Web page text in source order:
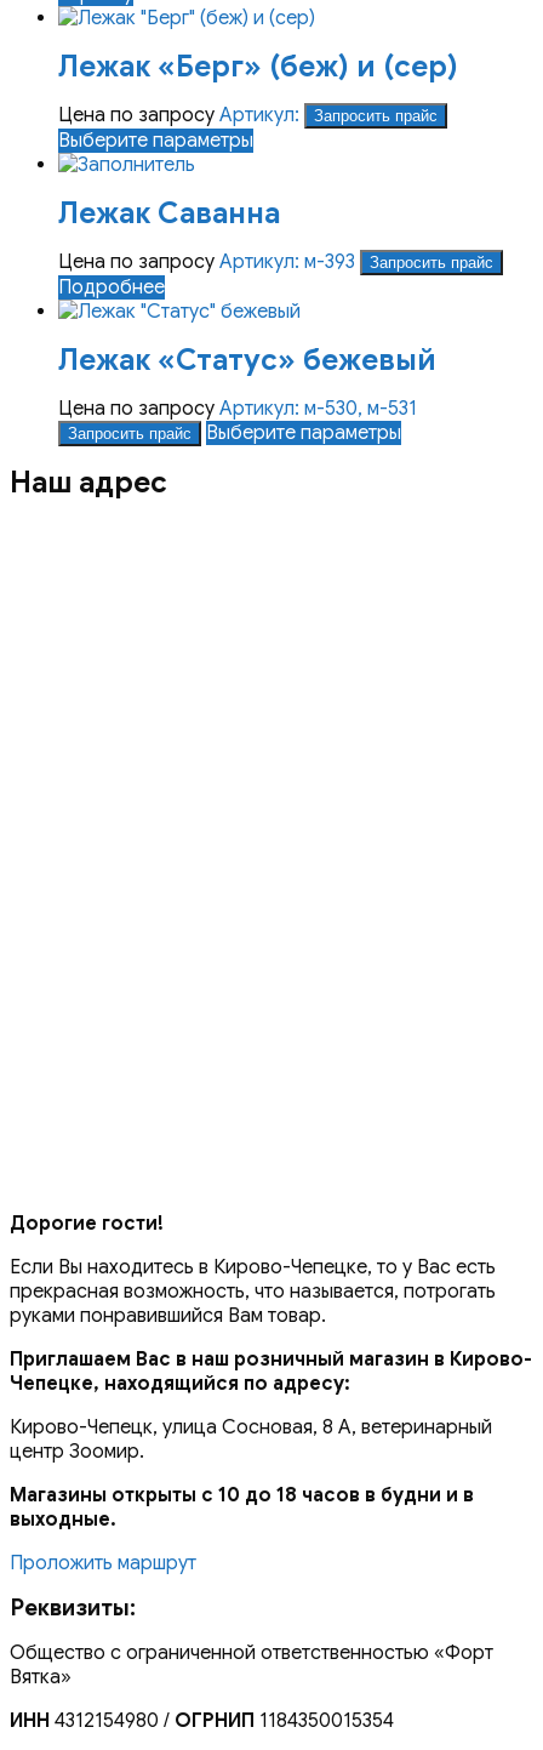
Лежак «Берг» (беж) и (сер)
Цена по запросу Артикул: Запросить прайс
Выберите параметры
несколько
Опции
выбрать
странице
товара.
Лежак Саванна
Цена по запросу Артикул: м-393 Запросить прайс
Подробнее
Лежак «Статус» бежевый
Цена по запросу Артикул: м-530, м-531
Запросить прайс Выберите параметры
Наш адрес
Дорогие гости!
Если Вы находитесь в Кирово-Чепецке, то у Вас есть
прекрасная возможность, что называется, потрогать
руками понравившийся Вам товар.
Приглашаем Вас в наш розничный магазин в Кирово-
Чепецке, находящийся по адресу:
Кирово-Чепецк, улица Сосновая, 8 А, ветеринарный
центр Зоомир.
Магазины открыты с 10 до 18 часов в будни и в
выходные.
Проложить маршрут
Реквизиты:
Общество с ограниченной ответственностью «Форт
Вятка»
ИНН 4312154980 / ОГРНИП 1184350015354